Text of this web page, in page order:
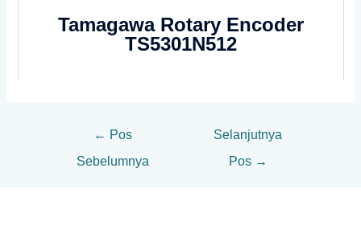
Tamagawa Rotary Encoder
TS5301N512
← Pos
Sebelumnya
Selanjutnya
Pos →